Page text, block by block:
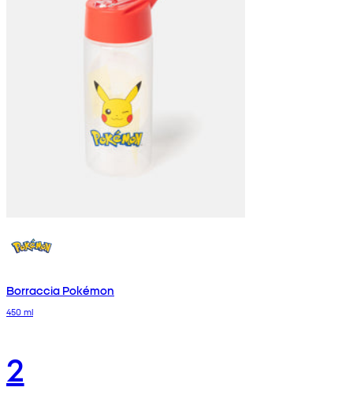
Borraccia Pokémon
450 ml
2